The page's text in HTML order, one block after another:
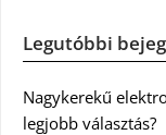
Legutóbbi
Nagykerekű
legjobb választás?